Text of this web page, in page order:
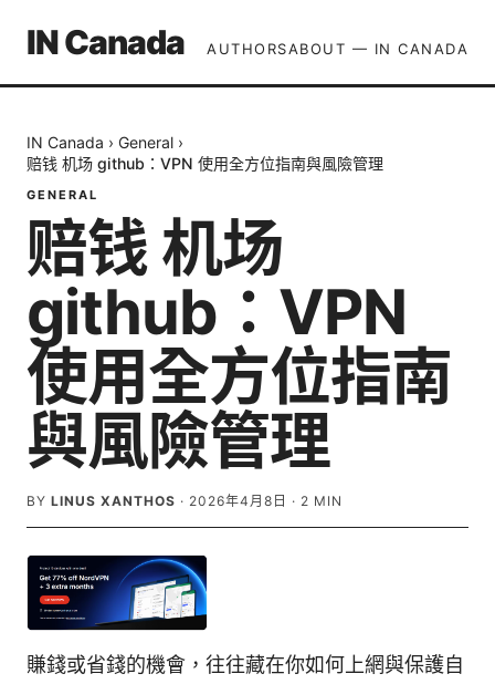
IN Canada AUTHORSABOUT — IN CANADA
IN Canada › General ›
赔钱 机场 github：VPN 使用全方位指南與風險管理
GENERAL
赔钱 机场
github：VPN
使用全方位指南
與風險管理
BY LINUS XANTHOS · 2026年4月8日 · 2 MIN
賺錢或省錢的機會，往往藏在你如何上網與保護自